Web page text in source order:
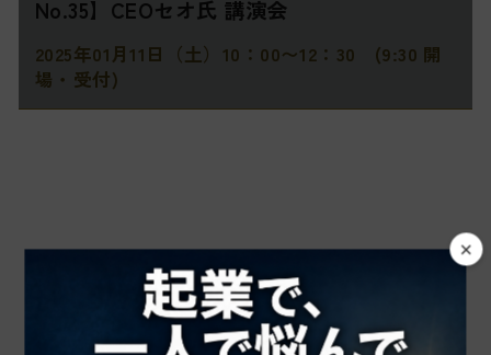
×
No.35】CEOセオ氏 講演会
2025年01月11日（土）10：00〜12：30 (9:30 開
場・受付)